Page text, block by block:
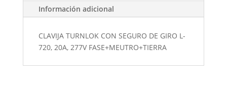
Información adicional
CLAVIJA TURNLOK CON SEGURO DE GIRO L-
720, 20A, 277V FASE+MEUTRO+TIERRA